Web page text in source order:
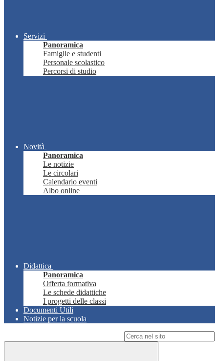
Servizi
Panoramica
Famiglie e studenti
Personale scolastico
Percorsi di studio
Novità
Panoramica
Le notizie
Le circolari
Calendario eventi
Albo online
Didattica
Panoramica
Offerta formativa
Le schede didattiche
I progetti delle classi
Documenti Utili
Notizie per la scuola